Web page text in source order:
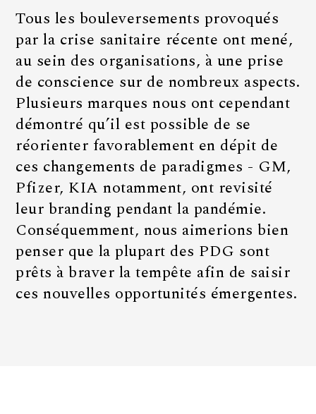
Tous les bouleversements provoqués
par la crise sanitaire récente ont mené,
au sein des organisations, à une prise
de conscience sur de nombreux aspects.
Plusieurs marques nous ont cependant
démontré qu’il est possible de se
réorienter favorablement en dépit de
ces changements de paradigmes - GM,
Pfizer, KIA notamment, ont revisité
leur branding pendant la pandémie.
Conséquemment, nous aimerions bien
penser que la plupart des PDG sont
prêts à braver la tempête afin de saisir
ces nouvelles opportunités émergentes.